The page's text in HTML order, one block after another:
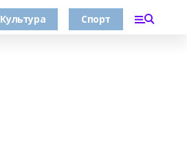
Культура Спорт